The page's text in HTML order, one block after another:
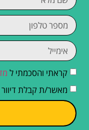
קראתי והסכמתי ל
מאשר/ת קבלת דיוור